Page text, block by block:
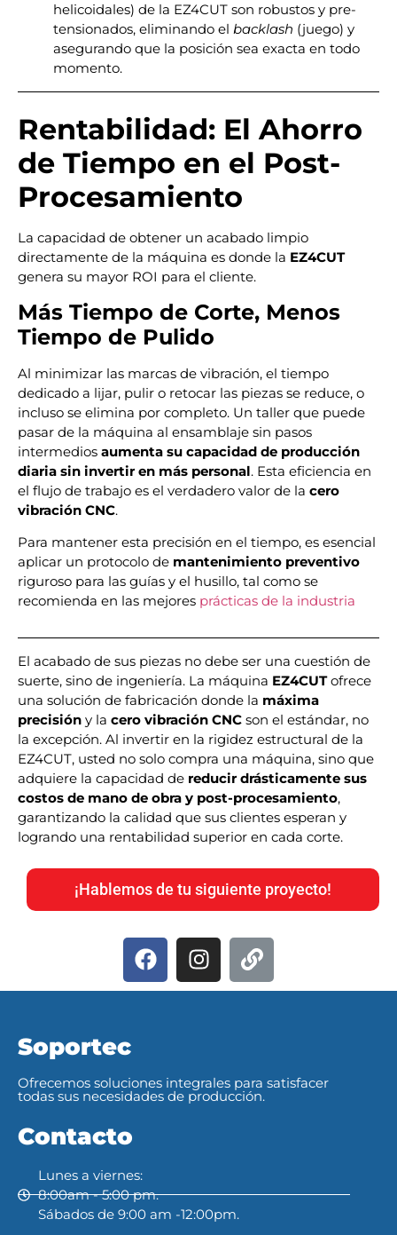
helicoidales) de la EZ4CUT son robustos y pre-
tensionados, eliminando el backlash (juego) y
asegurando que la posición sea exacta en todo
momento.
Rentabilidad: El Ahorro
de Tiempo en el Post-
Procesamiento
La capacidad de obtener un acabado limpio
directamente de la máquina es donde la EZ4CUT
genera su mayor ROI para el cliente.
Más Tiempo de Corte, Menos
Tiempo de Pulido
Al minimizar las marcas de vibración, el tiempo
dedicado a lijar, pulir o retocar las piezas se reduce, o
incluso se elimina por completo. Un taller que puede
pasar de la máquina al ensamblaje sin pasos
intermedios aumenta su capacidad de producción
diaria sin invertir en más personal. Esta eficiencia en
el flujo de trabajo es el verdadero valor de la cero
vibración CNC.
Para mantener esta precisión en el tiempo, es esencial
aplicar un protocolo de mantenimiento preventivo
riguroso para las guías y el husillo, tal como se
recomienda en las mejores prácticas de la industria
El acabado de sus piezas no debe ser una cuestión de
suerte, sino de ingeniería. La máquina EZ4CUTofrece
una solución de fabricación donde la máxima
precisión y la cero vibración CNC son el estándar, no
la excepción. Al invertir en la rigidez estructural de la
EZ4CUT, usted no solo compra una máquina, sino que
adquiere la capacidad de reducir drásticamente sus
costos de mano de obra y post-procesamiento,
garantizando la calidad que sus clientes esperan y
logrando una rentabilidad superior en cada corte.
¡Hablemos de tu siguiente proyecto!
Soportec
Ofrecemos soluciones integrales para satisfacer
todas sus necesidades de producción.
Contacto
Lunes a viernes:
8:00am - 5:00 pm.
Sábados de 9:00 am -12:00pm.